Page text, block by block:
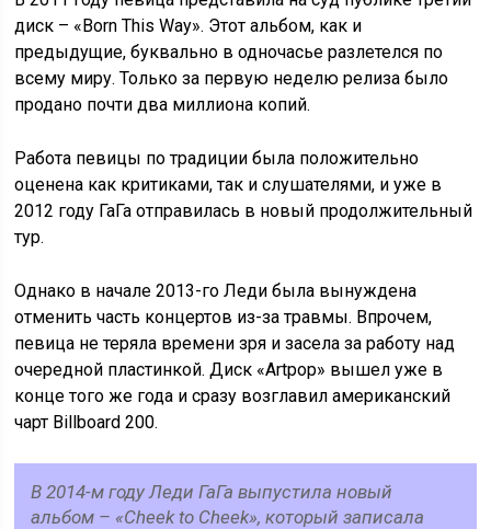
диск – «Born This Way». Этот альбом, как и
предыдущие, буквально в одночасье разлетелся по
всему миру. Только за первую неделю релиза было
продано почти два миллиона копий.
Работа певицы по традиции была положительно
оценена как критиками, так и слушателями, и уже в
2012 году ГаГа отправилась в новый продолжительный
тур.
Однако в начале 2013-го Леди была вынуждена
отменить часть концертов из-за травмы. Впрочем,
певица не теряла времени зря и засела за работу над
очередной пластинкой. Диск «Artpop» вышел уже в
конце того же года и сразу возглавил американский
чарт Billboard 200.
В 2014-м году Леди ГаГа выпустила новый
альбом – «Cheek to Cheek», который записала